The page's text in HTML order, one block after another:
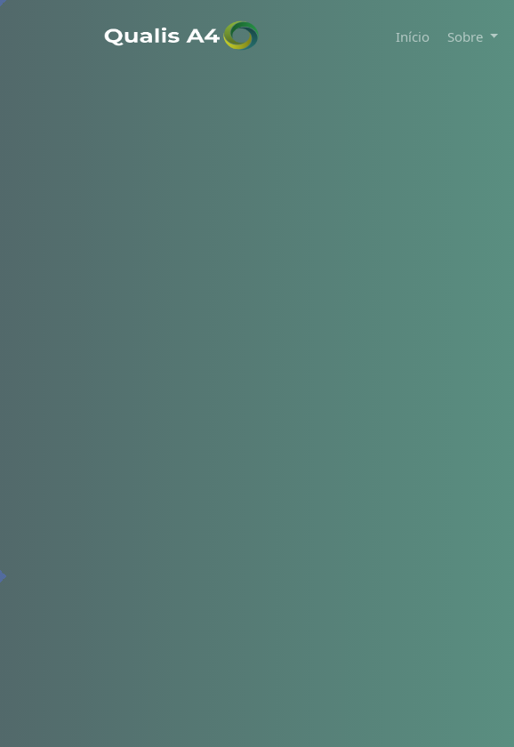
Início Sobre